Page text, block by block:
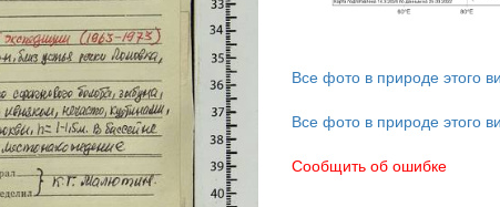
Все фото в природе этого
Все фото в природе этого
Сообщить об ошибке